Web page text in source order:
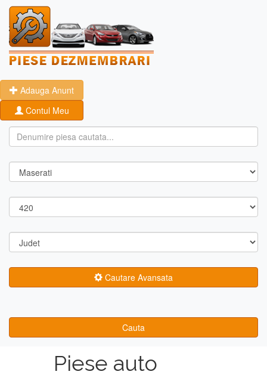
Adauga Anunt
Contul Meu
Cautare Avansata
Cauta
Piese auto